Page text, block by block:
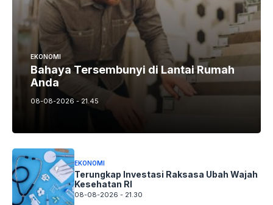
EKONOMI
Bahaya Tersembunyi di Lantai Rumah
Anda
08-08-2026 - 21.45
EKONOMI
Terungkap Investasi Raksasa Ubah Wajah
Kesehatan RI
08-08-2026 - 21.30